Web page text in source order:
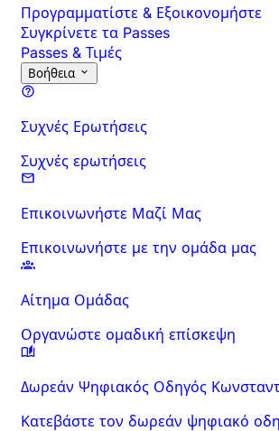
Προγραμματίστε & Εξοικονομήστε
Συγκρίνετε τα Passes
Passes & Τιμές
Βοήθεια
Συχνές Ερωτήσεις
Συχνές ερωτήσεις
Επικοινωνήστε Μαζί Μας
Επικοινωνήστε με την ομάδα μας
Αίτημα Ομάδας
Οργανώστε ομαδική επίσκεψη
Δωρεάν Ψηφιακός Οδηγός
Κατεβάστε τον δωρεάν ψηφιακό